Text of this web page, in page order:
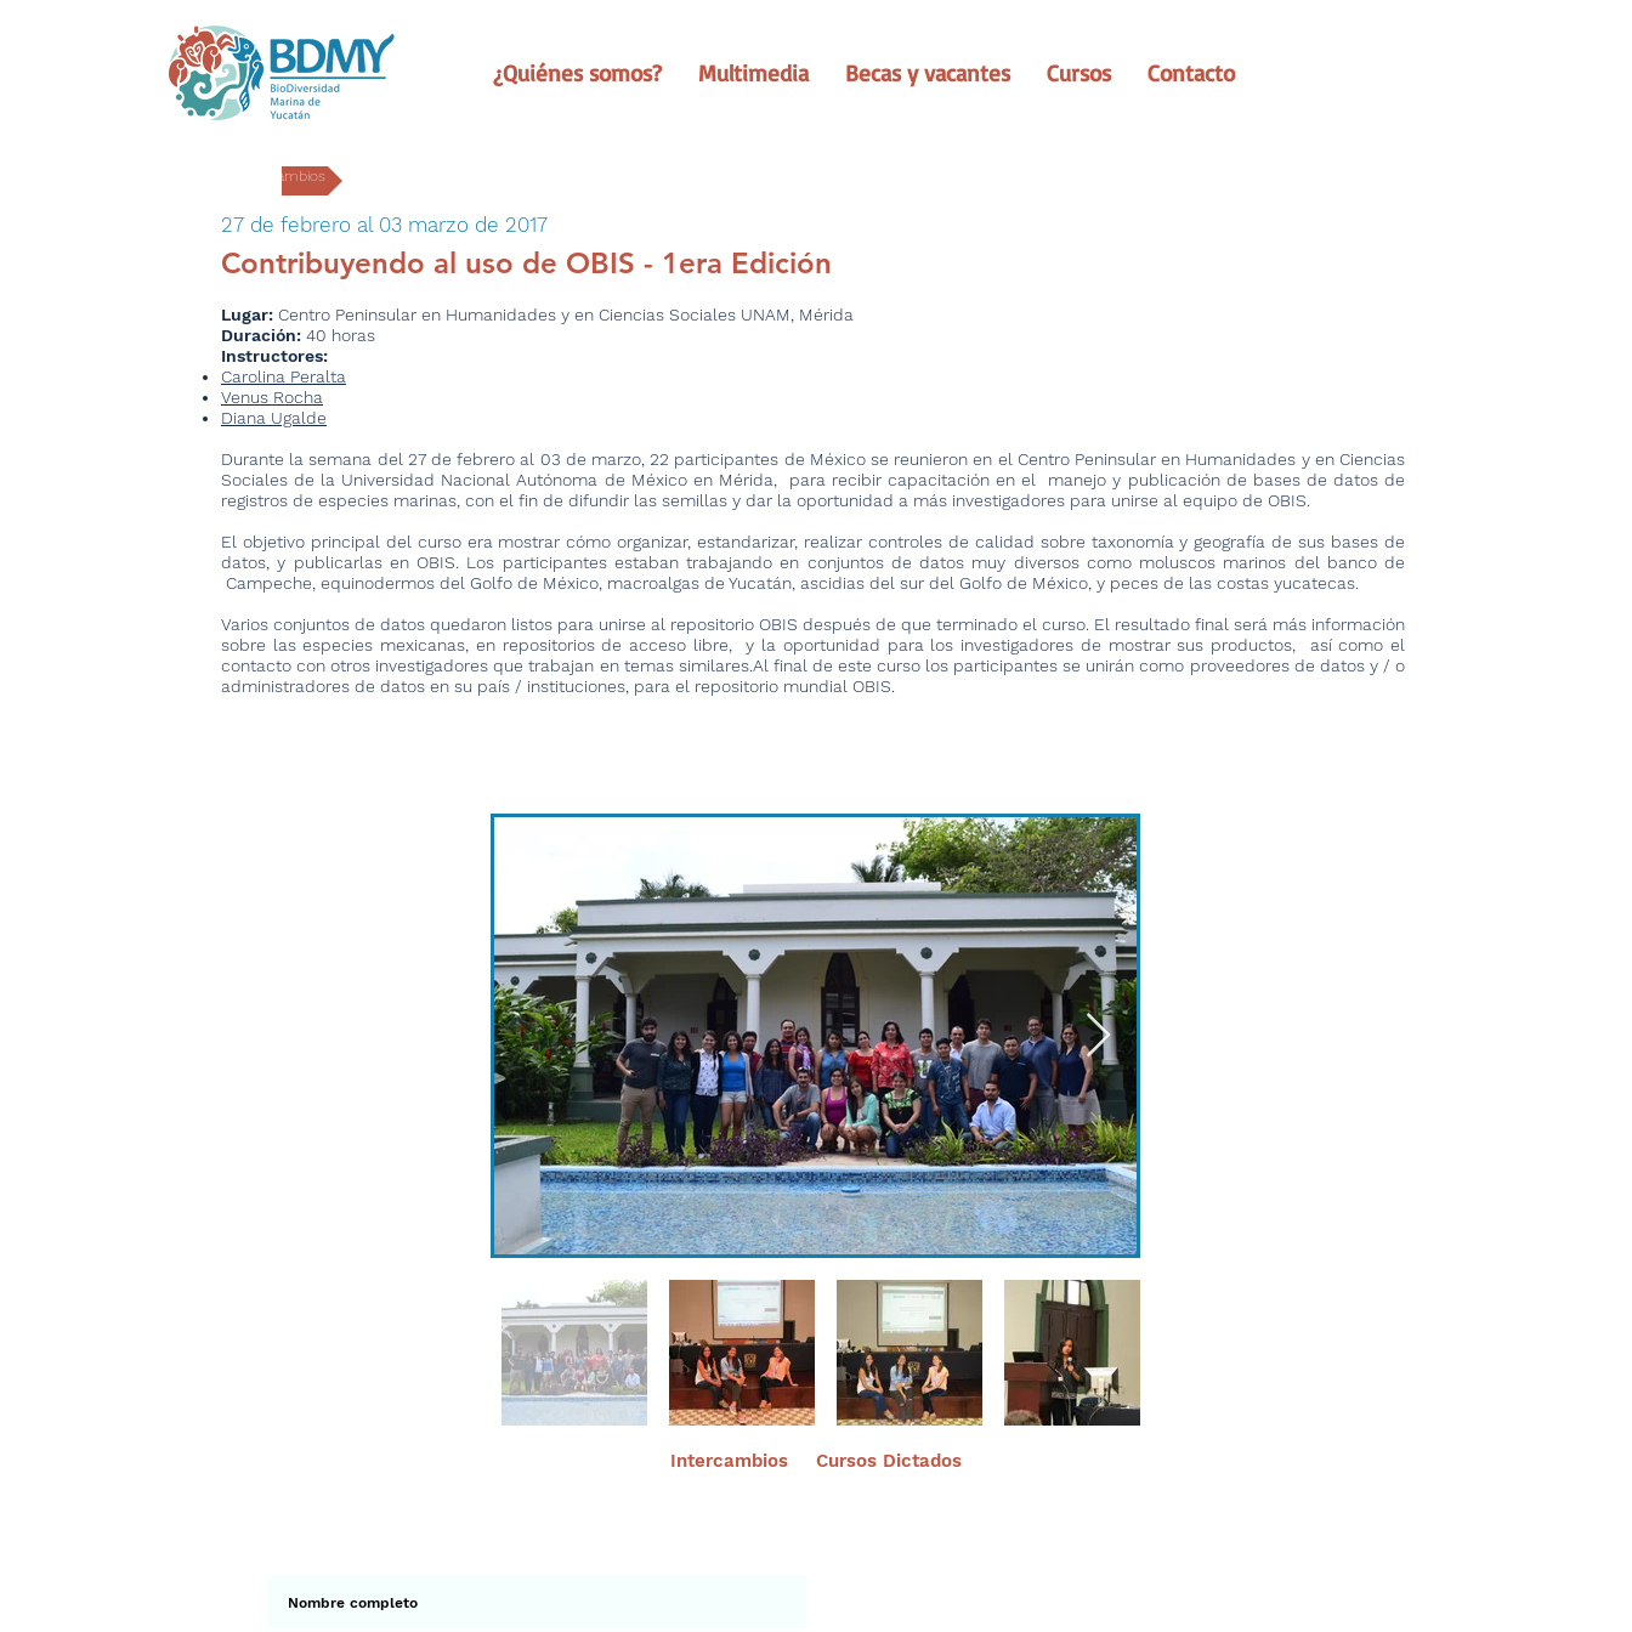
¿Quiénes somos? Multimedia Becas y vacantes Cursos Contacto
Intercambios
27 de febrero al 03 marzo de 2017
Contribuyendo al uso de OBIS - 1era Edición
Lugar: Centro Peninsular en Humanidades y en Ciencias Sociales UNAM, Mérida
Duración: 40 horas
Instructores:
Carolina Peralta
Venus Rocha
Diana Ugalde
Durante la semana del 27 de febrero al 03 de marzo, 22 participantes de México se reunieron en el Centro Peninsular en Humanidades y en Ciencias
Sociales de la Universidad Nacional Autónoma de México en Mérida, para recibir capacitación en el manejo y publicación de bases de datos de
registros de especies marinas, con el fin de difundir las semillas y dar la oportunidad a más investigadores para unirse al equipo de OBIS.
El objetivo principal del curso era mostrar cómo organizar, estandarizar, realizar controles de calidad sobre taxonomía y geografía de sus bases de
datos, y publicarlas en OBIS. Los participantes estaban trabajando en conjuntos de datos muy diversos como moluscos marinos del banco de
Campeche, equinodermos del Golfo de México, macroalgas de Yucatán, ascidias del sur del Golfo de México, y peces de las costas yucatecas.
Varios conjuntos de datos quedaron listos para unirse al repositorio OBIS después de que terminado el curso. El resultado final será más información
sobre las especies mexicanas, en repositorios de acceso libre, y la oportunidad para los investigadores de mostrar sus productos, así como el
contacto con otros investigadores que trabajan en temas similares.Al final de este curso los participantes se unirán como proveedores de datos y / o
administradores de datos en su país / instituciones, para el repositorio mundial OBIS.
Intercambios Cursos Dictados